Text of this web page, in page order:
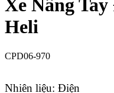
Xe Nâng
Heli
CPD06-970
Nhiên liệu: Điện